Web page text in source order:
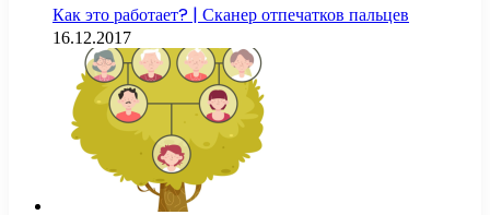
Как это работает? | Сканер отпечатков пальцев
16.12.2017